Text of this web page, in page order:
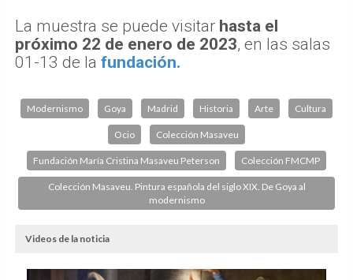
La muestra se puede visitar hasta el
próximo 22 de enero de 2023, en las salas
01-13 de la fundación.
Modernismo Goya Madrid Historia Arte Cultura
Ocio Colección Masaveu
Fundación María Cristina Masaveu Peterson Colección FMCMP
Colección Masaveu. Pintura española del siglo XIX. De Goya al
modernismo
Videos de la noticia